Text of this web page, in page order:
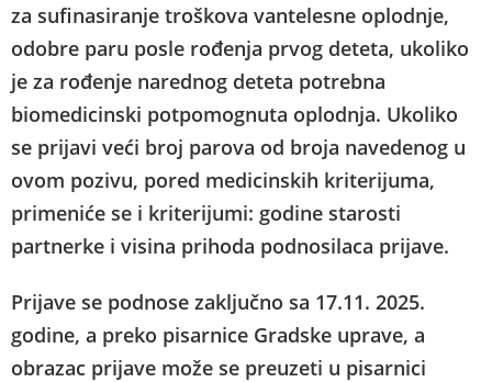
za sufinasiranje troškova vantelesne oplodnje,
odobre paru posle rođenja prvog deteta, ukoliko
je za rođenje narednog deteta potrebna
biomedicinski potpomognuta oplodnja. Ukoliko
se prijavi veći broj parova od broja navedenog u
ovom pozivu, pored medicinskih kriterijuma,
primeniće se i kriterijumi: godine starosti
partnerke i visina prihoda podnosilaca prijave.
Prijave se podnose zaključno sa 17.11. 2025.
godine, a preko pisarnice Gradske uprave, a
obrazac prijave može se preuzeti u pisarnici